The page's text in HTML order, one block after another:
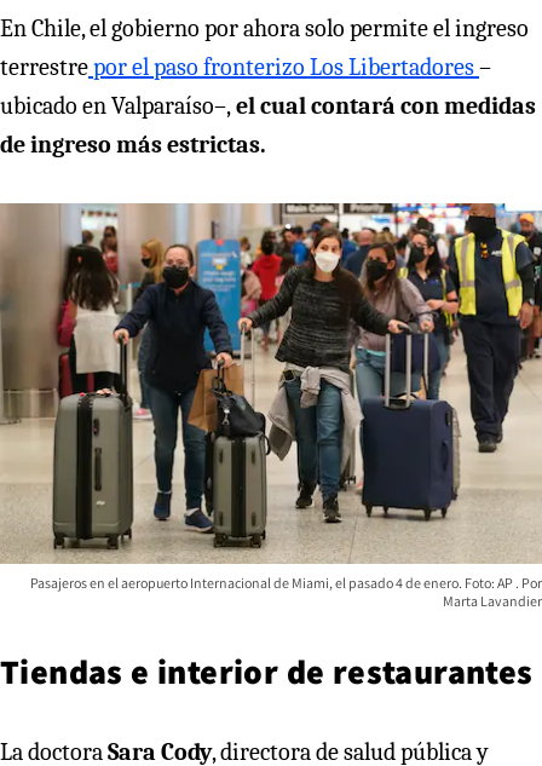
En Chile, el gobierno por ahora solo permite el ingreso
terrestrepor el paso fronterizo Los Libertadores–
ubicado en Valparaíso–, el cual contará con medidas
de ingreso más estrictas.
Pasajeros en el aeropuerto Internacional de Miami, el pasado 4 de enero. Foto: AP
Marta Lavandier
Tiendas e interior de restaurantes
La doctoraSara Cody, directora de salud pública y